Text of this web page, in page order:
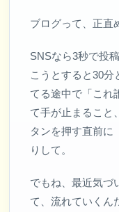
ブログって、正直
SNSなら3秒で投
こうとすると30分
てる途中で「これ
て手が止まること
タンを押す直前に
りして。
でもね、最近気づ
て、流れていくん